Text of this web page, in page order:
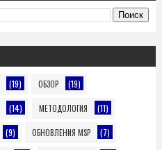
(19) ОБЗОР (19)
(14) МЕТОДОЛОГИЯ (11)
(9) ОБНОВЛЕНИЯ MSP (7)